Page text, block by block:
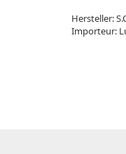
Hersteller:
Importeur: